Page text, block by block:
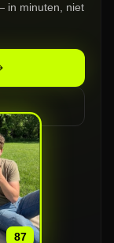
in minuten, niet
87